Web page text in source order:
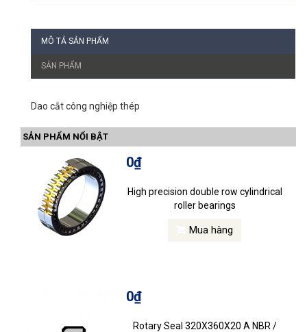
MÔ TẢ SẢN PHẨM
SẢN PHẨM
Dao cắt công nghiệp thép
SẢN PHẨM NỔI BẬT
0₫
High precision double row cylindrical
roller bearings
Mua hàng
0₫
Rotary Seal 320X360X20 A NBR /